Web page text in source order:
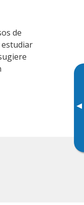
▸
de
estudiar